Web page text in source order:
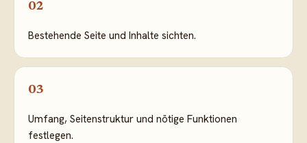
02
Bestehende Seite und Inhalte sichten.
03
Umfang, Seitenstruktur und nötige Funktionen
festlegen.